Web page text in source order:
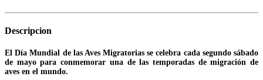
Descripcion
El Día Mundial de las Aves Migratorias se celebra cada segundo sábado
de mayo para conmemorar una de las temporadas de migración de
aves en el mundo.